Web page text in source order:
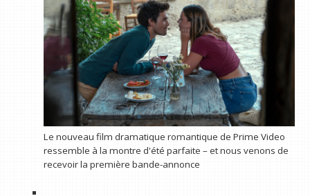
Le nouveau film dramatique romantique de Prime Video
ressemble à la montre d'été parfaite – et nous venons de
recevoir la première bande-annonce